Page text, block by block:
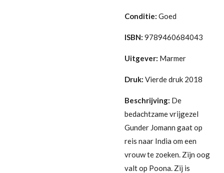
Conditie: Goed
ISBN: 9789460684043
Uitgever: Marmer
Druk: Vierde druk 2018
Beschrijving: De
bedachtzame vrijgezel
Gunder Jomann gaat op
reis naar India om een
vrouw te zoeken. Zijn oog
valt op Poona. Zij is